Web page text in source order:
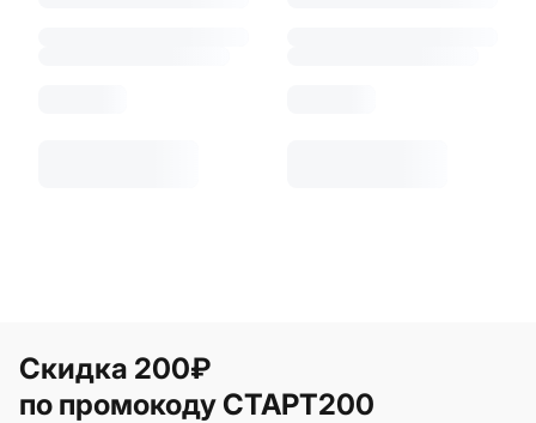
Скидка 200₽
по промокоду СТАРТ200